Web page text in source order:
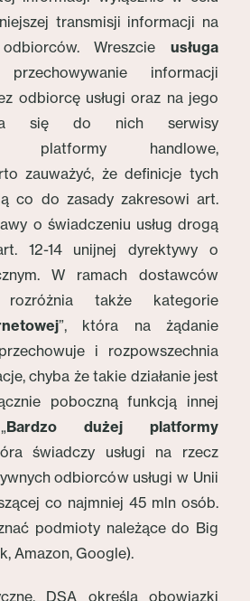
transmisji informacji na
Wreszcie usługa
informacji
odbiorcę usługi oraz na jego
się do nich serwisy
platformy handlowe,
zauważyć, że definicje tych
co do zasady zakresowi art.
o świadczeniu usług drogą
12-14 unijnej dyrektywy o
W ramach dostawców
także kategorie
”, która na żądanie
i rozpowszechnia
chyba że takie działanie jest
poboczną funkcją innej
Bardzo dużej platformy
świadczy usługi na rzecz
odbiorców usługi w Unii
co najmniej 45 mln osób.
podmioty należące do Big
Amazon, Google).
DSA określa obowiązki